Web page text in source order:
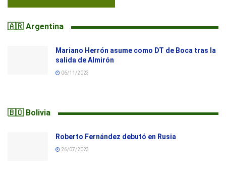
🇦🇷 Argentina
Mariano Herrón asume como DT de Boca tras la
salida de Almirón
06/11/2023
🇧🇴 Bolivia
Roberto Fernández debutó en Rusia
26/07/2023